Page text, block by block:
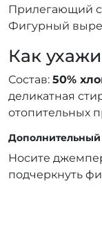
Прилегающий
Фигурный
Как
Состав: 50%
деликатная
отопительных
Дополнительный
Носите
подчеркнуть